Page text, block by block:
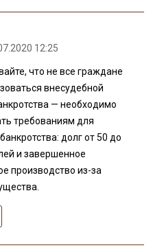
12:25
что не все граждане
внесудебной
— необходимо
требованиям для
долг от 50 до
и завершенное
производство из-за